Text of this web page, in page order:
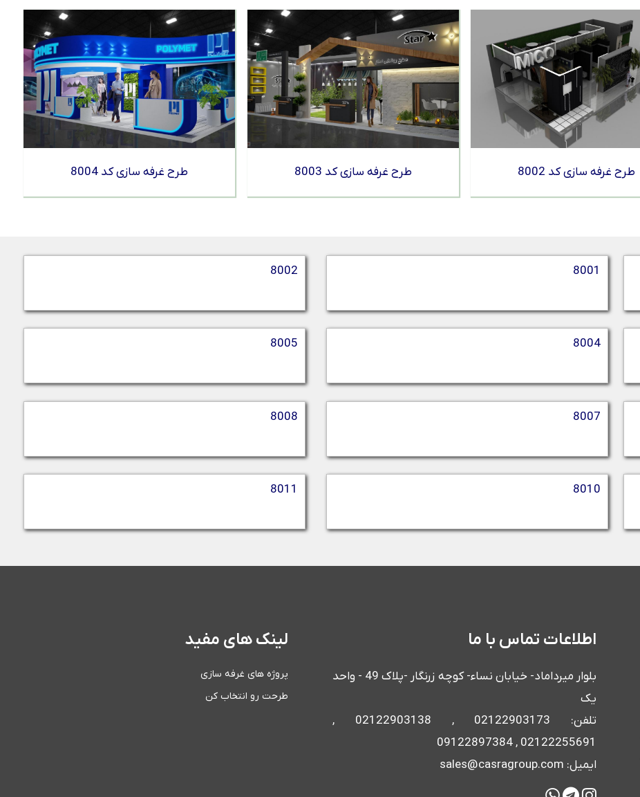
طرح غرفه سازی کد 8002 طرح غرفه سازی کد 8003 طرح غرفه سازی کد 8004
8001
8002
8004
8005
8007
8008
8010
8011
اطلاعات تماس با ما
بلوار میرداماد- خیابان نساء- کوچه زرنگار -پلاک 49 - واحد
یک
تلفن: 02122903173 , 02122903138 ,
02122255691 , 09122897384
ایمیل: sales@casragroup.com
لینک های مفید
پروژه های غرفه سازی
طرحت رو انتخاب کن